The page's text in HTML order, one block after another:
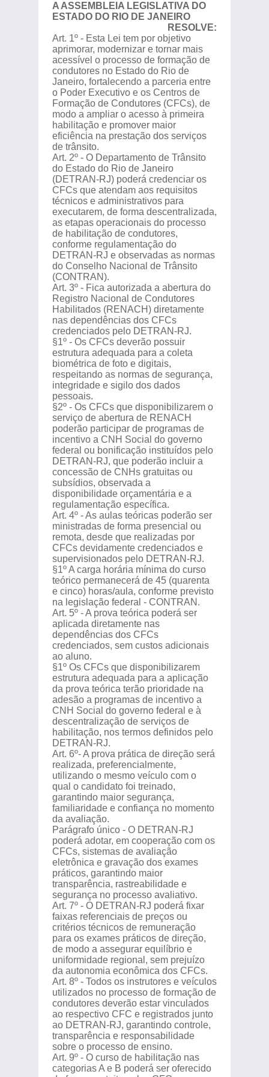
A ASSEMBLEIA LEGISLATIVA DO
ESTADO DO RIO DE JANEIRO
RESOLVE:
Art. 1º - Esta Lei tem por objetivo
aprimorar, modernizar e tornar mais
acessível o processo de formação de
condutores no Estado do Rio de
Janeiro, fortalecendo a parceria entre
o Poder Executivo e os Centros de
Formação de Condutores (CFCs), de
modo a ampliar o acesso à primeira
habilitação e promover maior
eficiência na prestação dos serviços
de trânsito.
Art. 2º - O Departamento de Trânsito
do Estado do Rio de Janeiro
(DETRAN-RJ) poderá credenciar os
CFCs que atendam aos requisitos
técnicos e administrativos para
executarem, de forma descentralizada,
as etapas operacionais do processo
de habilitação de condutores,
conforme regulamentação do
DETRAN-RJ e observadas as normas
do Conselho Nacional de Trânsito
(CONTRAN).
Art. 3º - Fica autorizada a abertura do
Registro Nacional de Condutores
Habilitados (RENACH) diretamente
nas dependências dos CFCs
credenciados pelo DETRAN-RJ.
§1º - Os CFCs deverão possuir
estrutura adequada para a coleta
biométrica de foto e digitais,
respeitando as normas de segurança,
integridade e sigilo dos dados
pessoais.
§2º - Os CFCs que disponibilizarem o
serviço de abertura de RENACH
poderão participar de programas de
incentivo a CNH Social do governo
federal ou bonificação instituídos pelo
DETRAN-RJ, que poderão incluir a
concessão de CNHs gratuitas ou
subsídios, observada a
disponibilidade orçamentária e a
regulamentação específica.
Art. 4º - As aulas teóricas poderão ser
ministradas de forma presencial ou
remota, desde que realizadas por
CFCs devidamente credenciados e
supervisionados pelo DETRAN-RJ.
§1º A carga horária mínima do curso
teórico permanecerá de 45 (quarenta
e cinco) horas/aula, conforme previsto
na legislação federal - CONTRAN.
Art. 5º - A prova teórica poderá ser
aplicada diretamente nas
dependências dos CFCs
credenciados, sem custos adicionais
ao aluno.
§1º Os CFCs que disponibilizarem
estrutura adequada para a aplicação
da prova teórica terão prioridade na
adesão a programas de incentivo a
CNH Social do governo federal e à
descentralização de serviços de
habilitação, nos termos definidos pelo
DETRAN-RJ.
Art. 6º- A prova prática de direção será
realizada, preferencialmente,
utilizando o mesmo veículo com o
qual o candidato foi treinado,
garantindo maior segurança,
familiaridade e confiança no momento
da avaliação.
Parágrafo único - O DETRAN-RJ
poderá adotar, em cooperação com os
CFCs, sistemas de avaliação
eletrônica e gravação dos exames
práticos, garantindo maior
transparência, rastreabilidade e
segurança no processo avaliativo.
Art. 7º - O DETRAN-RJ poderá fixar
faixas referenciais de preços ou
critérios técnicos de remuneração
para os exames práticos de direção,
de modo a assegurar equilíbrio e
uniformidade regional, sem prejuízo
da autonomia econômica dos CFCs.
Art. 8º - Todos os instrutores e veículos
utilizados no processo de formação de
condutores deverão estar vinculados
ao respectivo CFC e registrados junto
ao DETRAN-RJ, garantindo controle,
transparência e responsabilidade
sobre o processo de ensino.
Art. 9º - O curso de habilitação nas
categorias A e B poderá ser oferecido